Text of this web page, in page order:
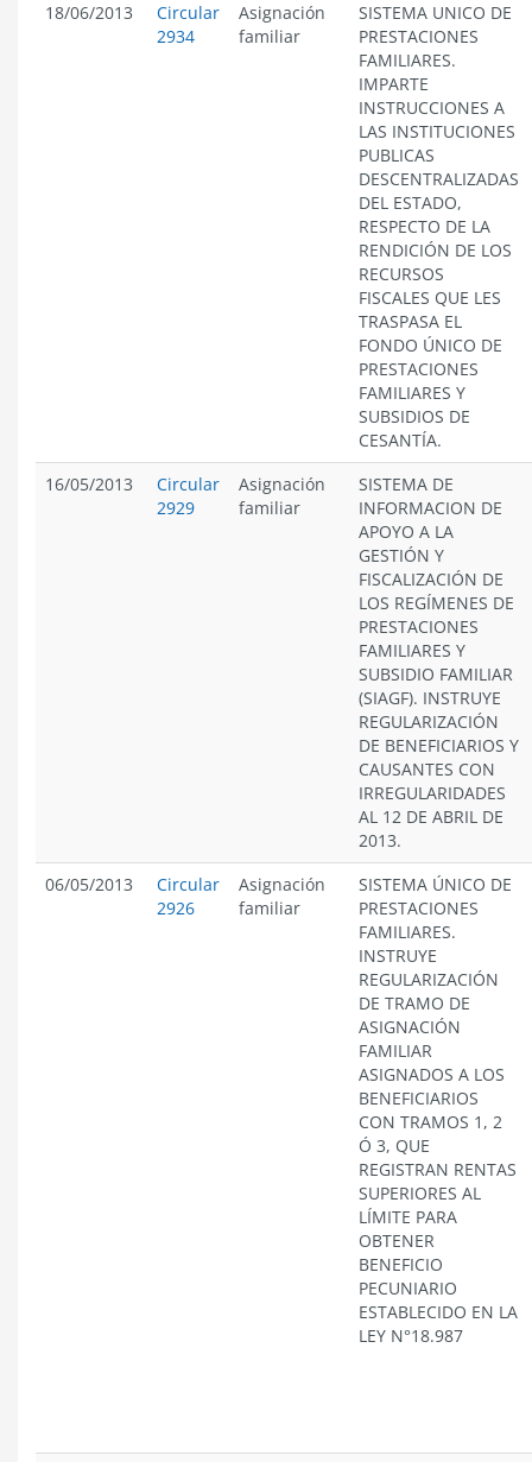
18/06/2013
Circular
2934
Asignación
familiar
SISTEMA UNICO DE
PRESTACIONES
FAMILIARES.
IMPARTE
INSTRUCCIONES A
LAS INSTITUCIONES
PUBLICAS
DESCENTRALIZADAS
DEL ESTADO,
RESPECTO DE LA
RENDICIÓN DE LOS
RECURSOS
FISCALES QUE LES
TRASPASA EL
FONDO ÚNICO DE
PRESTACIONES
FAMILIARES Y
SUBSIDIOS DE
CESANTÍA.
16/05/2013
Circular
2929
Asignación
familiar
SISTEMA DE
INFORMACION DE
APOYO A LA
GESTIÓN Y
FISCALIZACIÓN DE
LOS REGÍMENES DE
PRESTACIONES
FAMILIARES Y
SUBSIDIO FAMILIAR
(SIAGF). INSTRUYE
REGULARIZACIÓN
DE BENEFICIARIOS Y
CAUSANTES CON
IRREGULARIDADES
AL 12 DE ABRIL DE
2013.
06/05/2013
Circular
2926
Asignación
familiar
SISTEMA ÚNICO DE
PRESTACIONES
FAMILIARES.
INSTRUYE
REGULARIZACIÓN
DE TRAMO DE
ASIGNACIÓN
FAMILIAR
ASIGNADOS A LOS
BENEFICIARIOS
CON TRAMOS 1, 2
Ó 3, QUE
REGISTRAN RENTAS
SUPERIORES AL
LÍMITE PARA
OBTENER
BENEFICIO
PECUNIARIO
ESTABLECIDO EN LA
LEY N°18.987